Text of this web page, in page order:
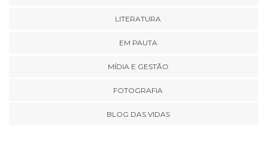
LITERATURA
EM PAUTA
MÍDIA E GESTÃO
FOTOGRAFIA
BLOG DAS VIDAS